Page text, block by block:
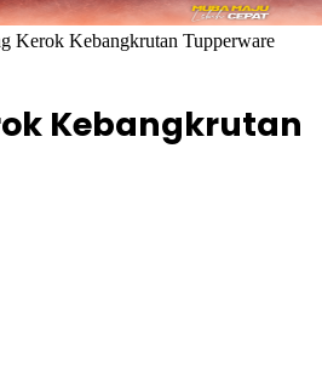
Kerok Kebangkrutan Tupperware
Kebangkrutan